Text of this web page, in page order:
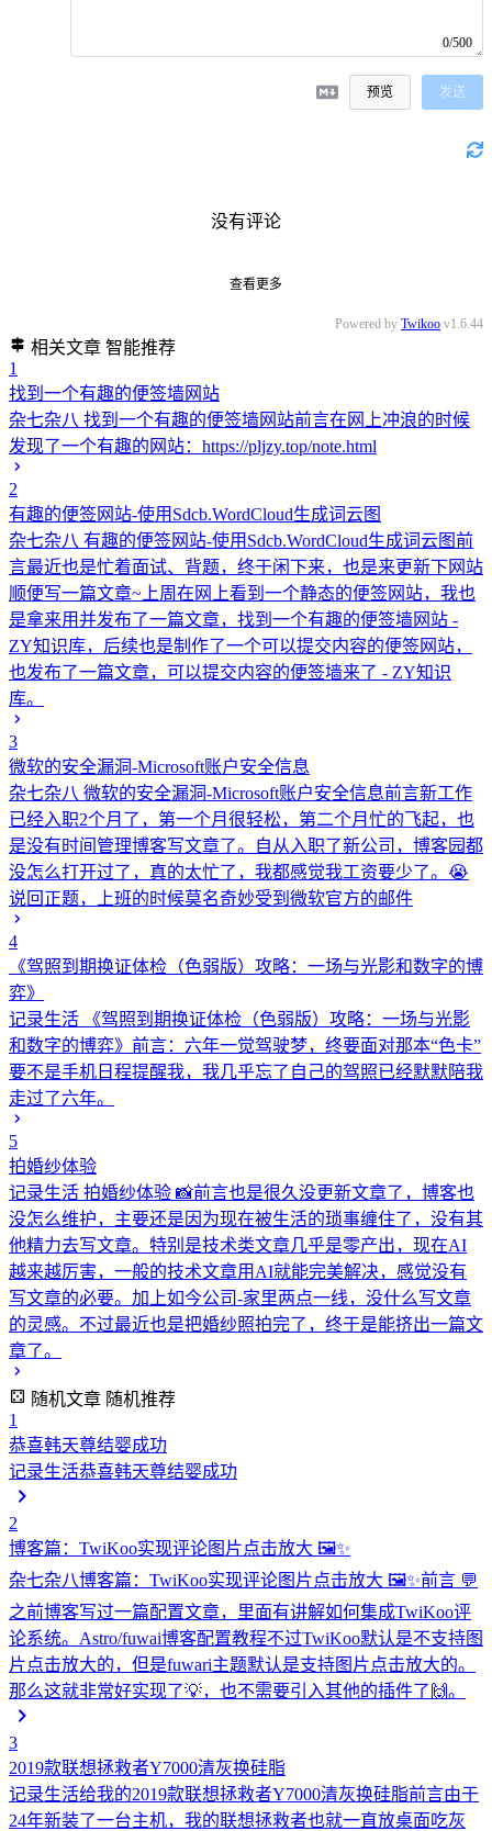
0/500
预览 发送
没有评论
查看更多
Powered by Twikoo v1.6.44
相关文章 智能推荐
1
找到一个有趣的便签墙网站
杂七杂八 找到一个有趣的便签墙网站前言在网上冲浪的时候
发现了一个有趣的网站：https://pljzy.top/note.html
2
有趣的便签网站-使用Sdcb.WordCloud生成词云图
杂七杂八 有趣的便签网站-使用Sdcb.WordCloud生成词云图前
言最近也是忙着面试、背题，终于闲下来，也是来更新下网站
顺便写一篇文章~上周在网上看到一个静态的便签网站，我也
是拿来用并发布了一篇文章，找到一个有趣的便签墙网站 -
ZY知识库，后续也是制作了一个可以提交内容的便签网站，
也发布了一篇文章，可以提交内容的便签墙来了 - ZY知识
库。
3
微软的安全漏洞-Microsoft账户安全信息
杂七杂八 微软的安全漏洞-Microsoft账户安全信息前言新工作
已经入职2个月了，第一个月很轻松，第二个月忙的飞起，也
是没有时间管理博客写文章了。自从入职了新公司，博客园都
没怎么打开过了，真的太忙了，我都感觉我工资要少了。😭
说回正题，上班的时候莫名奇妙受到微软官方的邮件
4
《驾照到期换证体检（色弱版）攻略：一场与光影和数字的博
弈》
记录生活
《驾照到期换证体检（色弱版）攻略：一场与光影
和数字的博弈》前言：六年一觉驾驶梦，终要面对那本“色卡”
要不是手机日程提醒我，我几乎忘了自己的驾照已经默默陪我
走过了六年。
5
拍婚纱体验
记录生活 拍婚纱体验 📸前言也是很久没更新文章了，博客也
没怎么维护，主要还是因为现在被生活的琐事缠住了，没有其
他精力去写文章。特别是技术类文章几乎是零产出，现在AI
越来越厉害，一般的技术文章用AI就能完美解决，感觉没有
写文章的必要。加上如今公司-家里两点一线，没什么写文章
的灵感。不过最近也是把婚纱照拍完了，终于是能挤出一篇文
章了。
随机文章 随机推荐
1
恭喜韩天尊结婴成功
记录生活恭喜韩天尊结婴成功
2
博客篇：TwiKoo实现评论图片点击放大 🖼️✨
杂七杂八博客篇：TwiKoo实现评论图片点击放大 🖼️✨前言 💬
之前博客写过一篇配置文章，里面有讲解如何集成TwiKoo评
论系统。Astro/fuwai博客配置教程不过TwiKoo默认是不支持图
片点击放大的，但是fuwari主题默认是支持图片点击放大的。
那么这就非常好实现了💡，也不需要引入其他的插件了🙌。
3
2019款联想拯救者Y7000清灰换硅脂
记录生活给我的2019款联想拯救者Y7000清灰换硅脂前言由于
24年新装了一台主机，我的联想拯救者也就一直放桌面吃灰